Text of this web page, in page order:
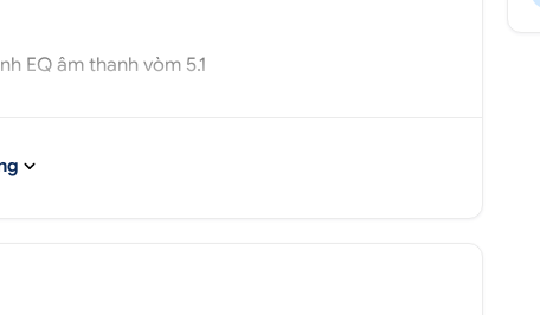
EQ âm thanh vòm 5.1